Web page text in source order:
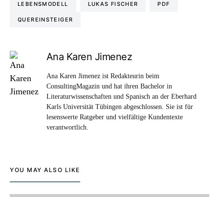
LEBENSMODELL LUKAS FISCHER PDF
QUEREINSTEIGER
Ana Karen Jimenez
Ana Karen Jimenez ist Redakteurin beim
ConsultingMagazin und hat ihren Bachelor in
Literaturwissenschaften und Spanisch an der Eberhard
Karls Universität Tübingen abgeschlossen. Sie ist für
lesenswerte Ratgeber und vielfältige Kundentexte
verantwortlich.
YOU MAY ALSO LIKE